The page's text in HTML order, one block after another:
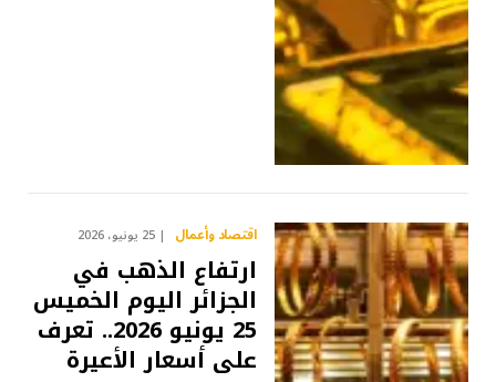
اقتصاد وأعمال 25 يونيو، 2026
ارتفاع الذهب في
الجزائر اليوم الخميس
25 يونيو 2026.. تعرف
على أسعار الأعيرة